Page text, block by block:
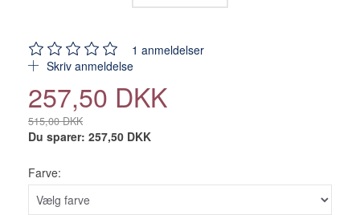
1 anmeldelser
Skriv anmeldelse
257,50 DKK
515,00 DKK
Du sparer: 257,50 DKK
Farve: